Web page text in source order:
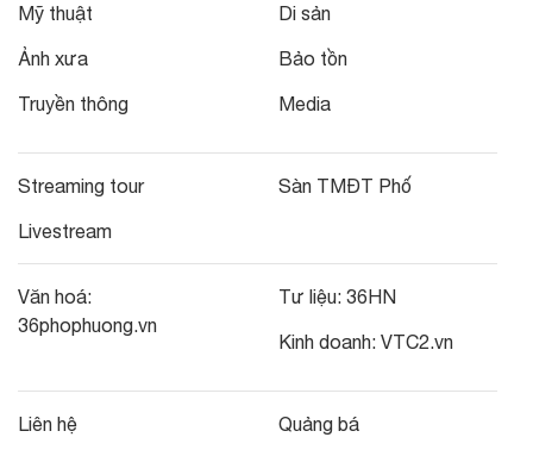
Mỹ thuật
Ảnh xưa
Truyền thông
Di sản
Bảo tồn
Media
Streaming tour
Livestream
Sàn TMĐT Phố
Văn hoá:
36phophuong.vn
Tư liệu: 36HN
Kinh doanh: VTC2.vn
Liên hệ Quảng bá